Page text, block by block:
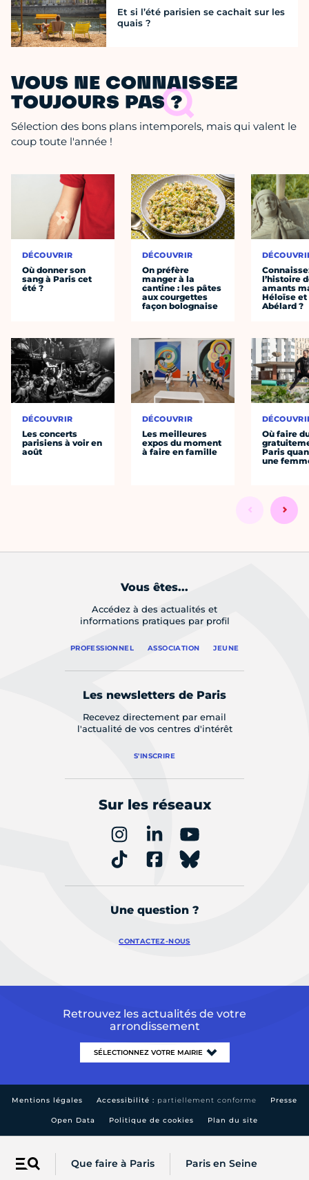
Menu Que faire à Paris Paris en Seine
Et si l’été parisien se cachait sur les
quais ?
VOUS NE CONNAISSEZ
TOUJOURS PAS ?
Sélection des bons plans intemporels, mais qui valent le
coup toute l'année !
DÉCOUVRIR
Où donner son
sang à Paris cet
été ?
DÉCOUVRIR
Les concerts
parisiens à voir en
août
DÉCOUVRIR
On préfère
manger à la
cantine : les pâtes
aux courgettes
façon bolognaise
DÉCOUVRIR
Les meilleures
expos du moment
à faire en famille
l’histoire
amants
Héloïse et
Abélard ?
Où faire
Paris
une
Vous êtes...
Accédez à des actualités et
informations pratiques par profil
PROFESSIONNEL ASSOCIATION JEUNE
Les newsletters de Paris
Recevez directement par email
l'actualité de vos centres d'intérêt
S'INSCRIRE
Sur les réseaux
Une question ?
CONTACTEZ-NOUS
Retrouvez les actualités de votre
arrondissement
Mentions légales Accessibilité : partiellement conforme Presse
Open Data Politique de cookies Plan du site